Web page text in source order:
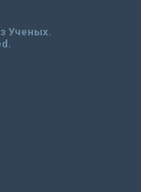
Ученых.